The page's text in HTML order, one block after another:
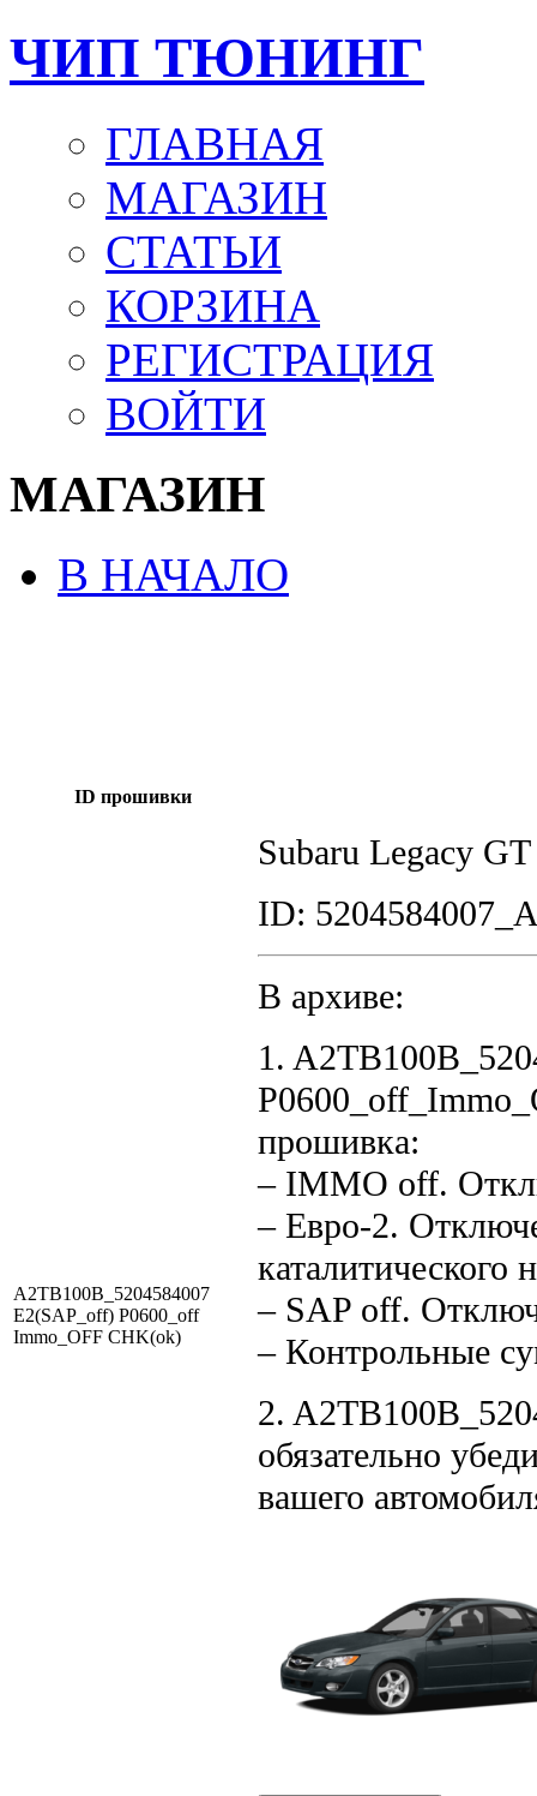
ЧИП ТЮНИНГ
ГЛАВНАЯ
МАГАЗИН
СТАТЬИ
КОРЗИНА
РЕГИСТРАЦИЯ
ВОЙТИ
МАГАЗИН
В НАЧАЛО
ID прошивки
A2TB100B_5204584007
E2(SAP_off) P0600_off
Immo_OFF CHK(ok)
Subaru Legacy
ID:
В архиве:
1.
прошивка:
– IMMO off.
– Евро-2.
каталитического
– SAP off.
– Контрольные
2.
обязательно
вашего